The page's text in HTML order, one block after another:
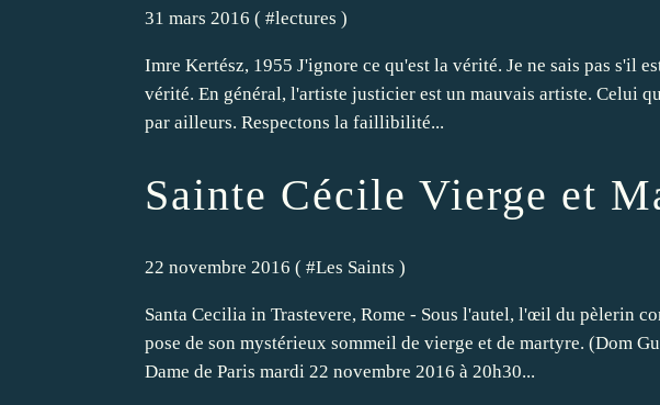
31 mars 2016 ( #lectures )
Imre Kertész, 1955 J'ignore ce qu'est la vérité. Je ne sais pas s'il
vérité. En général, l'artiste justicier est un mauvais artiste. Celui
par ailleurs. Respectons la faillibilité...
Sainte Cécile Vierge et
22 novembre 2016 ( #Les Saints )
Santa Cecilia in Trastevere, Rome - Sous l'autel, l'œil du pèlerin
pose de son mystérieux sommeil de vierge et de martyre. (Dom
Dame de Paris mardi 22 novembre 2016 à 20h30...